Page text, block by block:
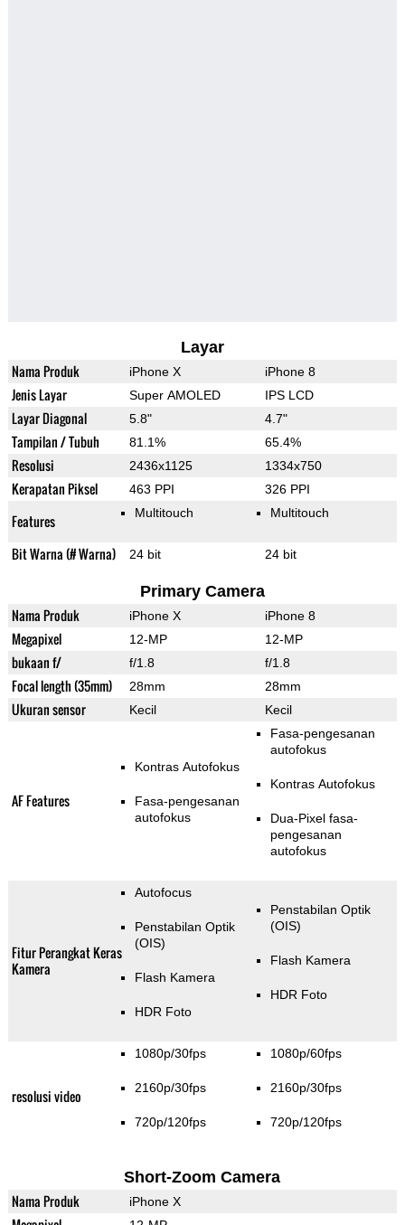
Layar
Nama Produk iPhone X iPhone 8
Jenis Layar Super AMOLED IPS LCD
Layar Diagonal 5.8" 4.7"
Tampilan / Tubuh 81.1% 65.4%
Resolusi 2436x1125 1334x750
Kerapatan Piksel 463 PPI 326 PPI
Features Multitouch Multitouch
Bit Warna (# Warna) 24 bit 24 bit
Primary Camera
Nama Produk iPhone X iPhone 8
Megapixel 12-MP 12-MP
bukaan f/ f/1.8 f/1.8
Focal length (35mm) 28mm 28mm
Ukuran sensor Kecil Kecil
AF Features
Kontras Autofokus
Fasa-pengesanan
autofokus
Fasa-pengesanan
autofokus
Kontras Autofokus
Dua-Pixel fasa-
pengesanan
autofokus
Fitur Perangkat Keras
Kamera
Autofocus
Penstabilan Optik
(OIS)
Flash Kamera
HDR Foto
Penstabilan Optik
(OIS)
Flash Kamera
HDR Foto
resolusi video
1080p/30fps
2160p/30fps
720p/120fps
1080p/60fps
2160p/30fps
720p/120fps
Short-Zoom Camera
Nama Produk iPhone X